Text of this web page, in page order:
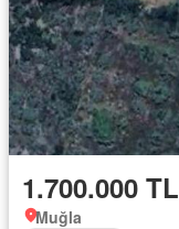
1.700.000 TL
Muğla